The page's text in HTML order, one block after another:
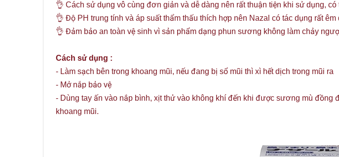
👌 Cách sử dụng vô cùng đơn giản và dễ dàng nên rất thuận tiện khi sử dụng,
👌 Độ PH trung tính và áp suất thẩm thấu thích hợp nên Nazal có tác dụng rất
👌 Đảm bảo an toàn vệ sinh vì sản phẩm dạng phun sương không làm chảy
Cách sử dụng :
- Làm sạch bên trong khoang mũi, nếu đang bị sổ mũi thì xì hết dịch trong mũi ra
- Mở nắp bảo vệ
- Dùng tay ấn vào nắp bình, xịt thử vào không khí đến khi được sương mù
khoang mũi.